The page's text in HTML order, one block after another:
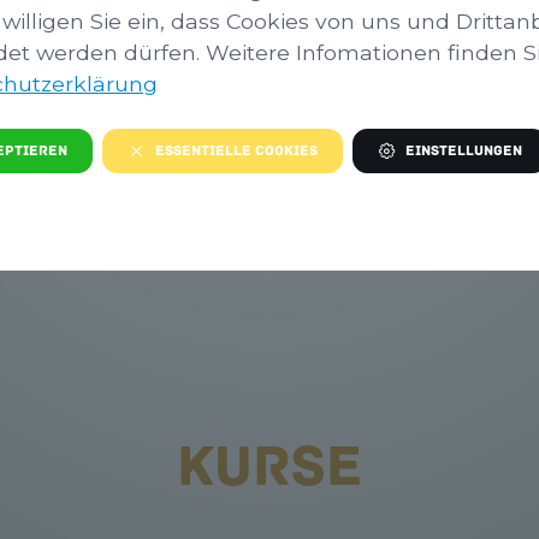
Melk
näher.
findet
FÜR ALLE
Niemand ist zu alt
Jahren bieten wir
Anmeldung
KURSE
Sie ein, dass Cookies von uns und
werden dürfen. Weitere Infomationen finden
Essentielle Cookies Einstellungen